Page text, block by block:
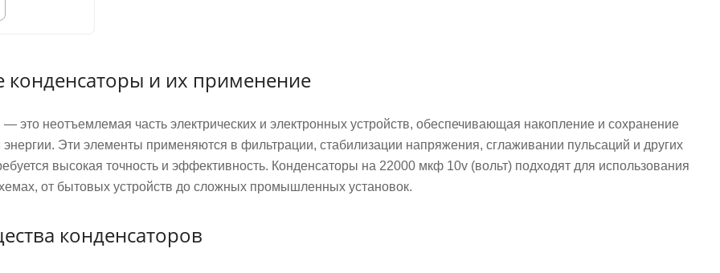
конденсаторы и их применение
это неотъемлемая часть электрических и электронных устройств, обеспечивающая накопление и сохранение
энергии. Эти элементы применяются в фильтрации, стабилизации напряжения, сглаживании пульсаций и других
высокая точность и эффективность. Конденсаторы на 22000 мкф 10v (вольт) подходят для использования
от бытовых устройств до сложных промышленных установок.
конденсаторов